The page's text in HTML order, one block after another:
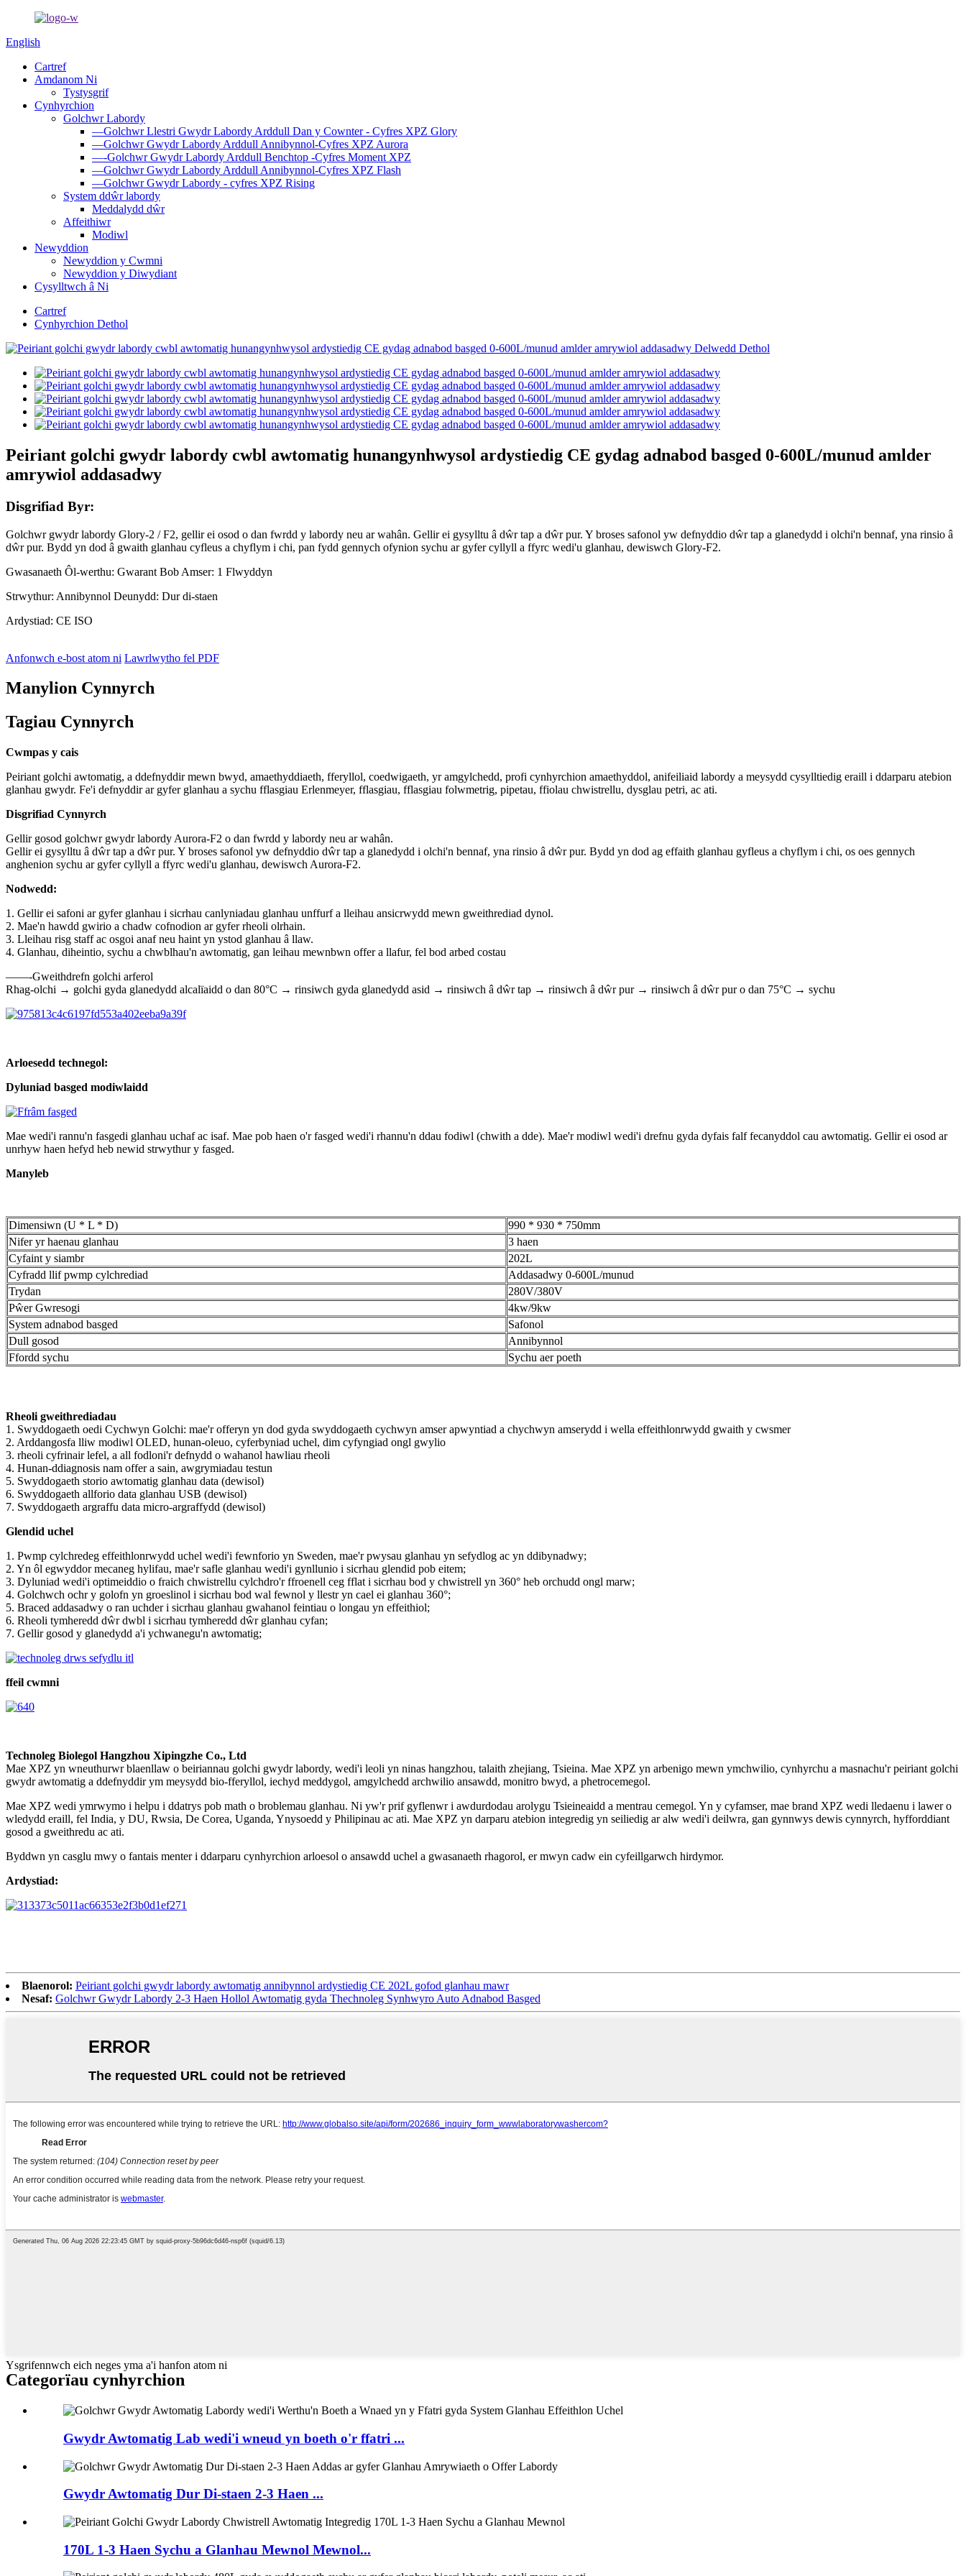
English
Cartref
Amdanom Ni
Tystysgrif
Cynhyrchion
Golchwr Labordy
—Golchwr Llestri Gwydr Labordy Arddull Dan y Cownter - Cyfres XPZ Glory
—Golchwr Gwydr Labordy Arddull Annibynnol-Cyfres XPZ Aurora
—-Golchwr Gwydr Labordy Arddull Benchtop -Cyfres Moment XPZ
—Golchwr Gwydr Labordy Arddull Annibynnol-Cyfres XPZ Flash
—Golchwr Gwydr Labordy - cyfres XPZ Rising
System ddŵr labordy
Meddalydd dŵr
Affeithiwr
Modiwl
Newyddion
Newyddion y Cwmni
Newyddion y Diwydiant
Cysylltwch â Ni
Cartref
Cynhyrchion Dethol
Peiriant golchi gwydr labordy cwbl awtomatig hunangynhwysol ardystiedig CE gydag adnabod basged 0-600L/munud amlder
amrywiol addasadwy
Disgrifiad Byr:
Golchwr gwydr labordy Glory-2 / F2, gellir ei osod o dan fwrdd y labordy neu ar wahân. Gellir ei gysylltu â dŵr tap a dŵr pur. Y broses safonol yw defnyddio dŵr tap a glanedydd i olchi'n bennaf, yna rinsio â
dŵr pur. Bydd yn dod â gwaith glanhau cyfleus a chyflym i chi, pan fydd gennych ofynion sychu ar gyfer cyllyll a ffyrc wedi'u glanhau, dewiswch Glory-F2.
Gwasanaeth Ôl-werthu: Gwarant Bob Amser: 1 Flwyddyn
Strwythur: Annibynnol Deunydd: Dur di-staen
Ardystiad: CE ISO
Anfonwch e-bost atom ni Lawrlwytho fel PDF
Manylion Cynnyrch
Tagiau Cynnyrch
Cwmpas y cais
Peiriant golchi awtomatig, a ddefnyddir mewn bwyd, amaethyddiaeth, fferyllol, coedwigaeth, yr amgylchedd, profi cynhyrchion amaethyddol, anifeiliaid labordy a meysydd cysylltiedig eraill i ddarparu atebion
glanhau gwydr. Fe'i defnyddir ar gyfer glanhau a sychu fflasgiau Erlenmeyer, fflasgiau, fflasgiau folwmetrig, pipetau, ffiolau chwistrellu, dysglau petri, ac ati.
Disgrifiad Cynnyrch
Gellir gosod golchwr gwydr labordy Aurora-F2 o dan fwrdd y labordy neu ar wahân.
Gellir ei gysylltu â dŵr tap a dŵr pur. Y broses safonol yw defnyddio dŵr tap a glanedydd i olchi'n bennaf, yna rinsio â dŵr pur. Bydd yn dod ag effaith glanhau gyfleus a chyflym i chi, os oes gennych
anghenion sychu ar gyfer cyllyll a ffyrc wedi'u glanhau, dewiswch Aurora-F2.
Nodwedd:
1. Gellir ei safoni ar gyfer glanhau i sicrhau canlyniadau glanhau unffurf a lleihau ansicrwydd mewn gweithrediad dynol.
2. Mae'n hawdd gwirio a chadw cofnodion ar gyfer rheoli olrhain.
3. Lleihau risg staff ac osgoi anaf neu haint yn ystod glanhau â llaw.
4. Glanhau, diheintio, sychu a chwblhau'n awtomatig, gan leihau mewnbwn offer a llafur, fel bod arbed costau
——-Gweithdrefn golchi arferol
Rhag-olchi → golchi gyda glanedydd alcalïaidd o dan 80°C → rinsiwch gyda glanedydd asid → rinsiwch â dŵr tap → rinsiwch â dŵr pur → rinsiwch â dŵr pur o dan 75°C → sychu
Arloesedd technegol:
Dyluniad basged modiwlaidd
Mae wedi'i rannu'n fasgedi glanhau uchaf ac isaf. Mae pob haen o'r fasged wedi'i rhannu'n ddau fodiwl (chwith a dde). Mae'r modiwl wedi'i drefnu gyda dyfais falf fecanyddol cau awtomatig. Gellir ei osod ar
unrhyw haen hefyd heb newid strwythur y fasged.
Manyleb
Dimensiwn (U * L * D)
990 * 930 * 750mm
Nifer yr haenau glanhau
3 haen
Cyfaint y siambr
202L
Cyfradd llif pwmp cylchrediad
Addasadwy 0-600L/munud
Trydan
280V/380V
Pŵer Gwresogi
4kw/9kw
System adnabod basged
Safonol
Dull gosod
Annibynnol
Ffordd sychu
Sychu aer poeth
Rheoli gweithrediadau
1. Swyddogaeth oedi Cychwyn Golchi: mae'r offeryn yn dod gyda swyddogaeth cychwyn amser apwyntiad a chychwyn amserydd i wella effeithlonrwydd gwaith y cwsmer
2. Arddangosfa lliw modiwl OLED, hunan-oleuo, cyferbyniad uchel, dim cyfyngiad ongl gwylio
3. rheoli cyfrinair lefel, a all fodloni'r defnydd o wahanol hawliau rheoli
4. Hunan-ddiagnosis nam offer a sain, awgrymiadau testun
5. Swyddogaeth storio awtomatig glanhau data (dewisol)
6. Swyddogaeth allforio data glanhau USB (dewisol)
7. Swyddogaeth argraffu data micro-argraffydd (dewisol)
Glendid uchel
1. Pwmp cylchredeg effeithlonrwydd uchel wedi'i fewnforio yn Sweden, mae'r pwysau glanhau yn sefydlog ac yn ddibynadwy;
2. Yn ôl egwyddor mecaneg hylifau, mae'r safle glanhau wedi'i gynllunio i sicrhau glendid pob eitem;
3. Dyluniad wedi'i optimeiddio o fraich chwistrellu cylchdro'r ffroenell ceg fflat i sicrhau bod y chwistrell yn 360° heb orchudd ongl marw;
4. Golchwch ochr y golofn yn groeslinol i sicrhau bod wal fewnol y llestr yn cael ei glanhau 360°;
5. Braced addasadwy o ran uchder i sicrhau glanhau gwahanol feintiau o longau yn effeithiol;
6. Rheoli tymheredd dŵr dwbl i sicrhau tymheredd dŵr glanhau cyfan;
7. Gellir gosod y glanedydd a'i ychwanegu'n awtomatig;
ffeil cwmni
Technoleg Biolegol Hangzhou Xipingzhe Co., Ltd
Mae XPZ yn wneuthurwr blaenllaw o beiriannau golchi gwydr labordy, wedi'i leoli yn ninas hangzhou, talaith zhejiang, Tsieina. Mae XPZ yn arbenigo mewn ymchwilio, cynhyrchu a masnachu'r peiriant golchi
gwydr awtomatig a ddefnyddir ym meysydd bio-fferyllol, iechyd meddygol, amgylchedd archwilio ansawdd, monitro bwyd, a phetrocemegol.
Mae XPZ wedi ymrwymo i helpu i ddatrys pob math o broblemau glanhau. Ni yw'r prif gyflenwr i awdurdodau arolygu Tsieineaidd a mentrau cemegol. Yn y cyfamser, mae brand XPZ wedi lledaenu i lawer o
wledydd eraill, fel India, y DU, Rwsia, De Corea, Uganda, Ynysoedd y Philipinau ac ati. Mae XPZ yn darparu atebion integredig yn seiliedig ar alw wedi'i deilwra, gan gynnwys dewis cynnyrch, hyfforddiant
gosod a gweithredu ac ati.
Byddwn yn casglu mwy o fantais menter i ddarparu cynhyrchion arloesol o ansawdd uchel a gwasanaeth rhagorol, er mwyn cadw ein cyfeillgarwch hirdymor.
Ardystiad:
Blaenorol: Peiriant golchi gwydr labordy awtomatig annibynnol ardystiedig CE 202L gofod glanhau mawr
Nesaf: Golchwr Gwydr Labordy 2-3 Haen Hollol Awtomatig gyda Thechnoleg Synhwyro Auto Adnabod Basged
Ysgrifennwch eich neges yma a'i hanfon atom ni
Categorïau cynhyrchion
Gwydr Awtomatig Lab wedi'i wneud yn boeth o'r ffatri ...
Gwydr Awtomatig Dur Di-staen 2-3 Haen ...
170L 1-3 Haen Sychu a Glanhau Mewnol Mewnol...